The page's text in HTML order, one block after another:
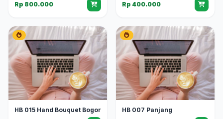
Rp 800.000
Rp 400.000
HB 015 Hand Bouquet Bogor
HB 007 Panjang